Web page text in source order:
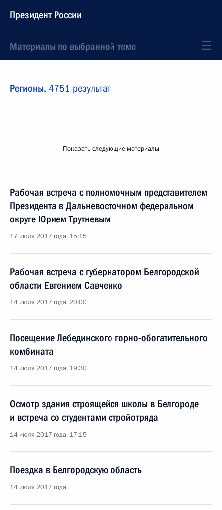
Президент России
Материалы по выбранной теме
Регионы, 4751 результат
Показать следующие материалы
Рабочая встреча с полномочным представителем
Президента в Дальневосточном федеральном
округе Юрием Трутневым
17 июля 2017 года, 15:15
Рабочая встреча с губернатором Белгородской
области Евгением Савченко
14 июля 2017 года, 20:00
Посещение Лебединского горно-обогатительного
комбината
14 июля 2017 года, 19:30
Осмотр здания строящейся школы в Белгороде
и встреча со студентами стройотряда
14 июля 2017 года, 17:15
Поездка в Белгородскую область
14 июля 2017 года